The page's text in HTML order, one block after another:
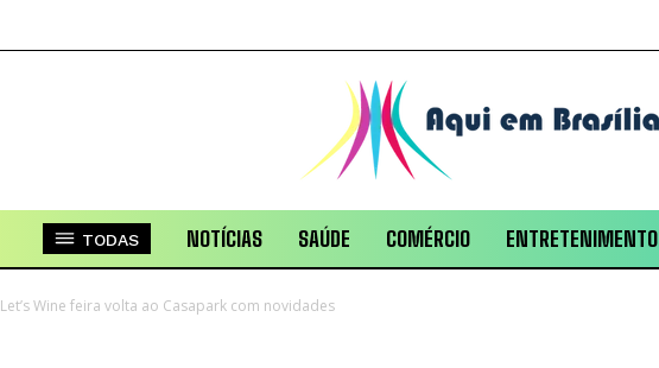
TODAS NOTÍCIAS SAÚDE COMÉRCIO ENTRETENIMENTO
Let’s Wine feira volta ao Casapark com novidades